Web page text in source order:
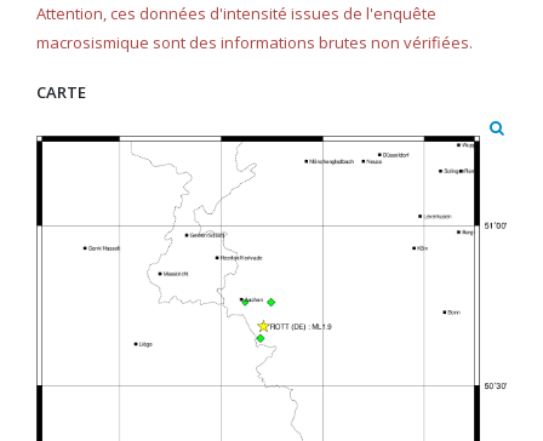
Attention, ces données d'intensité issues de l'enquête
macrosismique sont des informations brutes non vérifiées.
CARTE